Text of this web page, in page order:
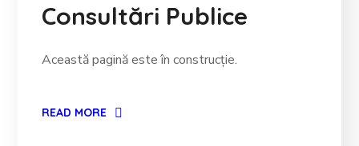
Consultări Publice
Această pagină este în construcție.
READ MORE